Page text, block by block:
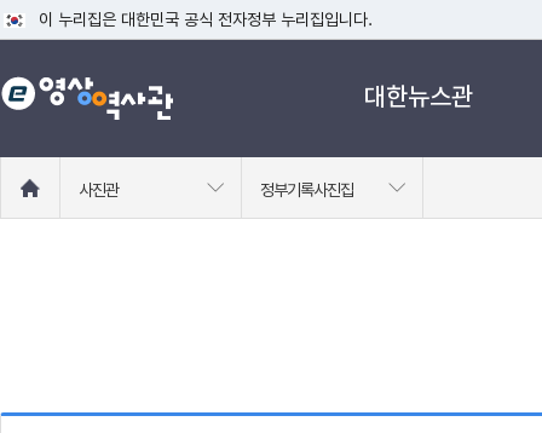
이 누리집은 대한민국 공식 전자정부 누리집입니다.
공식 누리집 주소 확인하기
go.kr 주소를 사용하는 누리집은 대한민국 정부기관이 관리하는 누리집입니
대한뉴스관
로
사진관 정부기록사진집